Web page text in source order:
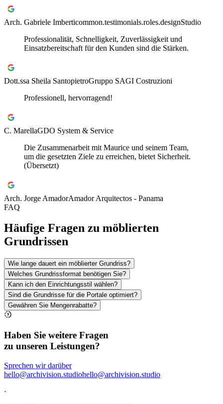
Arch. Gabriele Imberticommon.testimonials.roles.designStudio
Professionalität, Schnelligkeit, Zuverlässigkeit und
Einsatzbereitschaft für den Kunden sind die Stärken.
Dott.ssa Sheila SantopietroGruppo SAGI Costruzioni
Professionell, hervorragend!
C. MarellaGDO System & Service
Die Zusammenarbeit mit Maurice und seinem Team,
um die gesetzten Ziele zu erreichen, bietet Sicherheit.
(Übersetzt)
Arch. Jorge AmadorAmador Arquitectos - Panama
FAQ
Häufige Fragen zu möblierten
Grundrissen
Wie lange dauert ein möblierter Grundriss?
Welches Grundrissformat benötigen Sie?
Kann ich den Einrichtungsstil wählen?
Sind die Grundrisse für die Portale optimiert?
Gewähren Sie Mengenrabatte?
Haben Sie weitere Fragen
zu unseren Leistungen?
Sprechen wir darüber
hello@archivision.studiohello@archivision.studio
·